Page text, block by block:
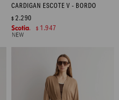
CARDIGAN ESCOTE V - BORDO
$ 2.290
$ 1.947